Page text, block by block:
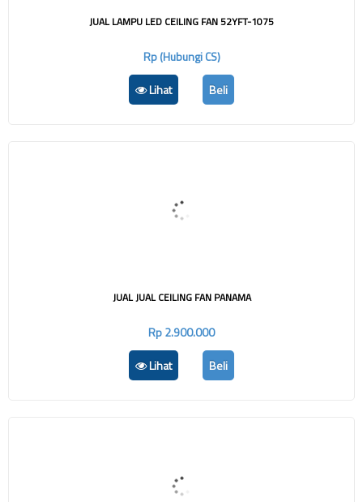
JUAL LAMPU LED CEILING FAN 52YFT-1075
Rp (Hubungi CS)
Lihat
Beli
JUAL JUAL CEILING FAN PANAMA
Rp 2.900.000
Lihat
Beli